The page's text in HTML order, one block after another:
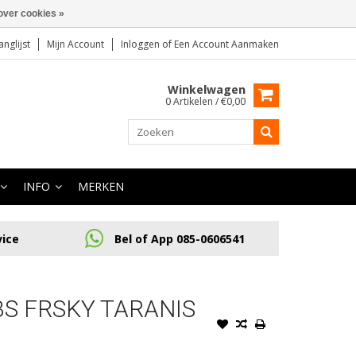
Mijn Account Inloggen of Een Account Aanmaken
Winkelwagen
0 Artikelen / €0,00
INFO MERKEN
Bel of App 085-0606541
FRSKY TARANIS
cookies »